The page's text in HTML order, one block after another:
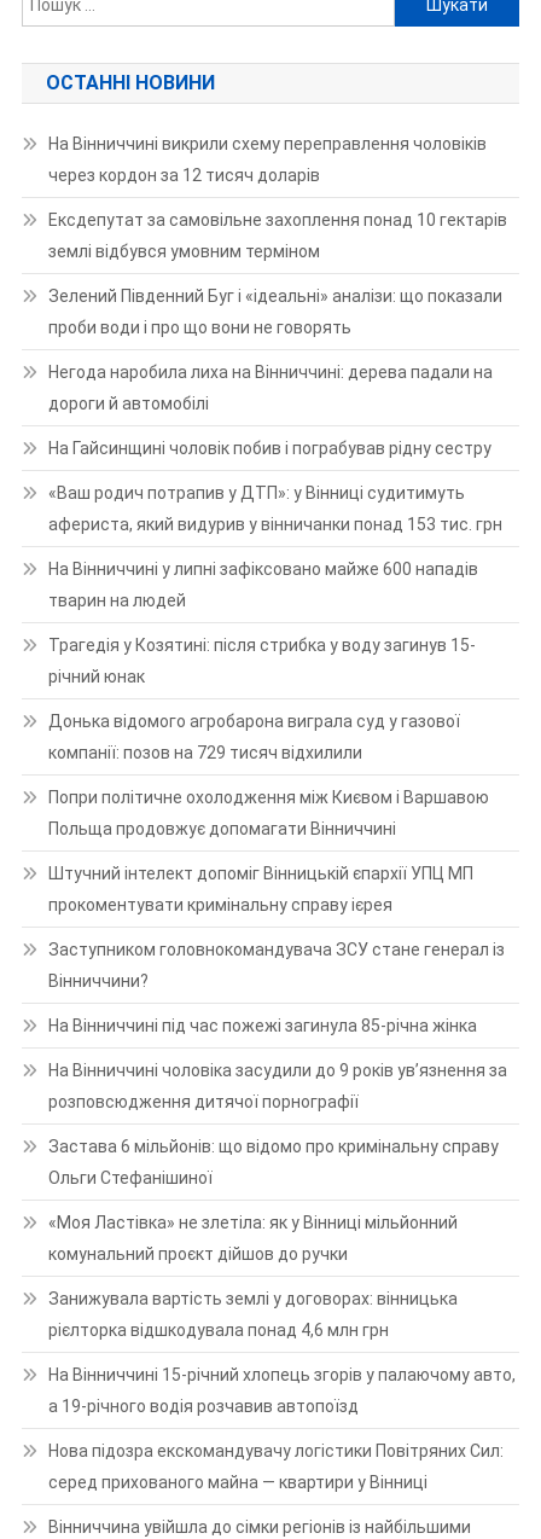
ОСТАННІ НОВИНИ
На Вінниччині викрили схему переправлення чоловіків
через кордон за 12 тисяч доларів
Ексдепутат за самовільне захоплення понад 10 гектарів
землі відбувся умовним терміном
Зелений Південний Буг і «ідеальні» аналізи: що показали
проби води і про що вони не говорять
Негода наробила лиха на Вінниччині: дерева падали на
дороги й автомобілі
На Гайсинщині чоловік побив і пограбував рідну сестру
«Ваш родич потрапив у ДТП»: у Вінниці судитимуть
афериста, який видурив у вінничанки понад 153 тис. грн
На Вінниччині у липні зафіксовано майже 600 нападів
тварин на людей
Трагедія у Козятині: після стрибка у воду загинув 15-
річний юнак
Донька відомого агробарона виграла суд у газової
компанії: позов на 729 тисяч відхилили
Попри політичне охолодження між Києвом і Варшавою
Польща продовжує допомагати Вінниччині
Штучний інтелект допоміг Вінницькій єпархії УПЦ МП
прокоментувати кримінальну справу ієрея
Заступником головнокомандувача ЗСУ стане генерал із
Вінниччини?
На Вінниччині під час пожежі загинула 85-річна жінка
На Вінниччині чоловіка засудили до 9 років ув’язнення за
розповсюдження дитячої порнографії
Застава 6 мільйонів: що відомо про кримінальну справу
Ольги Стефанішиної
«Моя Ластівка» не злетіла: як у Вінниці мільйонний
комунальний проєкт дійшов до ручки
Занижувала вартість землі у договорах: вінницька
рієлторка відшкодувала понад 4,6 млн грн
На Вінниччині 15-річний хлопець згорів у палаючому авто,
а 19-річного водія розчавив автопоїзд
Нова підозра екскомандувачу логістики Повітряних Сил:
серед прихованого майна — квартири у Вінниці
Вінниччина увійшла до сімки регіонів із найбільшими